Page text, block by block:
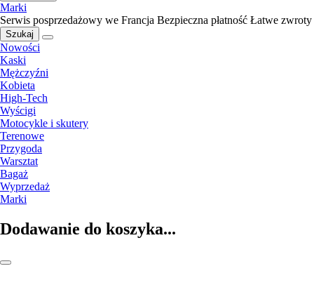
Marki
Serwis posprzedażowy we Francja Bezpieczna płatność Łatwe zwroty
Szukaj
Nowości
Kaski
Mężczyźni
Kobieta
High-Tech
Wyścigi
Motocykle i skutery
Terenowe
Przygoda
Warsztat
Bagaż
Wyprzedaż
Marki
Dodawanie do koszyka...